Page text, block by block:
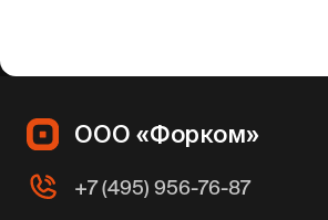
ООО «Форком»
+7 (495) 956-76-87